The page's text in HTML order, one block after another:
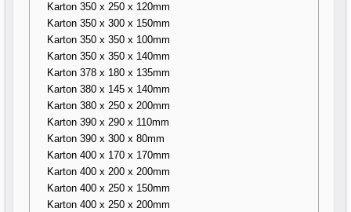
Karton 350 x 250 x 120mm
Karton 350 x 300 x 150mm
Karton 350 x 350 x 100mm
Karton 350 x 350 x 140mm
Karton 378 x 180 x 135mm
Karton 380 x 145 x 140mm
Karton 380 x 250 x 200mm
Karton 390 x 290 x 110mm
Karton 390 x 300 x 80mm
Karton 400 x 170 x 170mm
Karton 400 x 200 x 200mm
Karton 400 x 250 x 150mm
Karton 400 x 250 x 200mm